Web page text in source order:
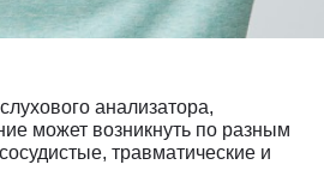
анализатора,
может возникнуть по разным
травматические и